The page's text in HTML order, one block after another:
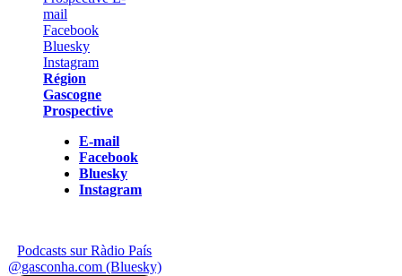
Région
Gascogne
Prospective
E-mail
Facebook
Bluesky
Instagram
Podcasts sur Ràdio País
@gasconha.com (Bluesky)